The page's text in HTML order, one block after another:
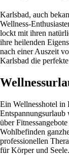
Karlsbad, auch
Wellness-
lockt mit ihren
ihre heilenden
nach einer Auszeit
Karlsbad die
Ein Wellnesshotel in
Entspannungsurlaub
über
Wohlbefinden
professionellen
für Körper und Seele.